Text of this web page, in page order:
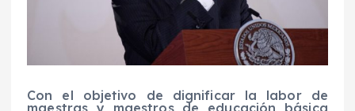
Con el objetivo de dignificar la labor de